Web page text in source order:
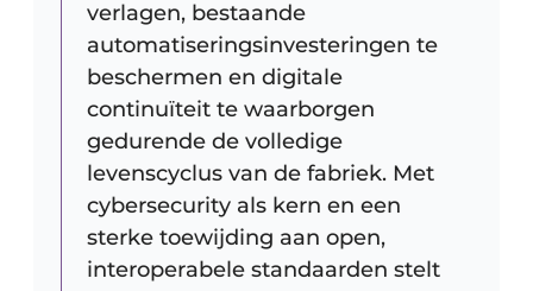
verlagen, bestaande
automatiseringsinvesteringen te
beschermen en digitale
continuïteit te waarborgen
gedurende de volledige
levenscyclus van de fabriek. Met
cybersecurity als kern en een
sterke toewijding aan open,
interoperabele standaarden stelt